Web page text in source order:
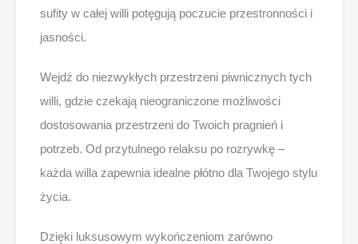
sufity w całej willi potęgują poczucie przestronności i
jasności.
Wejdź do niezwykłych przestrzeni piwnicznych tych
willi, gdzie czekają nieograniczone możliwości
dostosowania przestrzeni do Twoich pragnień i
potrzeb. Od przytulnego relaksu po rozrywkę –
każda willa zapewnia idealne płótno dla Twojego stylu
życia.
Dzięki luksusowym wykończeniom zarówno